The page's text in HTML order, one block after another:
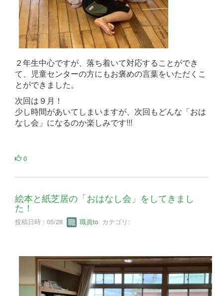
２年生中心ですが、落ち着いて対応することができ
て、児童センターの方にもお褒めの言葉をいただくこ
とができました。
次回は９月！
少し時間があいてしまいますが、次回もどんな「おは
なし会」になるのか楽しみです!!!
0
絵本と紙芝居の「おはなし会」をしてきまし
た！
投稿日時 : 05/28 職員to カテゴリ: